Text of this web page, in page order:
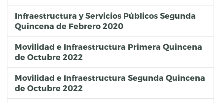
Infraestructura y Servicios Públicos Segunda
Quincena de Febrero 2020
Movilidad e Infraestructura Primera Quincena
de Octubre 2022
Movilidad e Infraestructura Segunda Quincena
de Octubre 2022